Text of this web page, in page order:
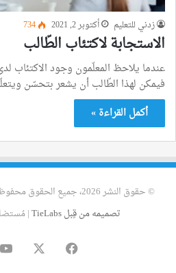
زدني للتعليم أكتوبر 2, 2021 734
الاستجابة لاكتئاب الطّالب
عندما يلاحظ المعلّمون وجود الاكتئاب
فيمكن لهذا الطّالب أن يشعر بتحسّن
أكمل القراءة »
© حقوق النشر 2026، جميع الحقوق محفوظة |
تصميمه من قِبل TieLabs
|
فيسبوك